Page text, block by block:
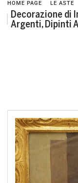
HOME PAGE LE ASTE
Decorazione di
Argenti, Dipinti